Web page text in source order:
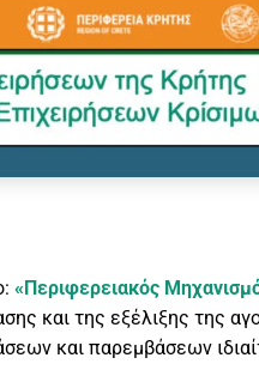
«Περιφερειακός
και της εξέλιξης της
και παρεμβάσεων